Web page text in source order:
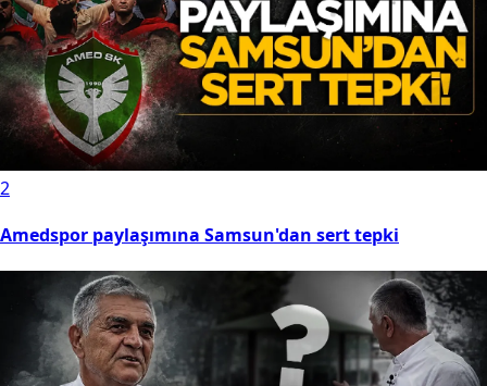
2
Amedspor paylaşımına Samsun'dan sert tepki